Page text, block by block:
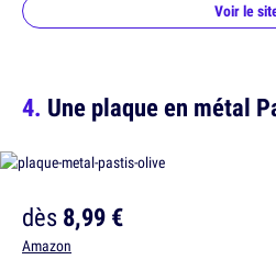
Voir le
Une plaque en métal
dès8,99 €
Amazon